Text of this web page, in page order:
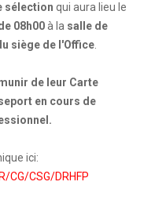
sélection qui aura lieu le
08h00à la salle de
siège de l'Office
de leur Carte
en cours de
ici:
CG/CSG/DRHFP